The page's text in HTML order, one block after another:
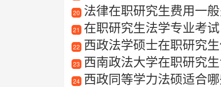
20 法律在职研究生费用一
21 在职研究生法学专业考试
22 西政法学硕士在职研究生
23 西南政法大学在职研究
24 西政同等学力法硕适合哪